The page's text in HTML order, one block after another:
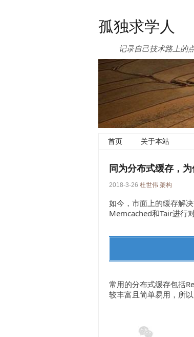
孤独求学人
记录自己技术路上的
首页 关于本站
同为分布式缓存，
2018-3-26 杜世伟 架构
如今，市面上的缓存解
Memcached和Tair进行
常用的分布式缓存包括
较丰富且简单易用，所以